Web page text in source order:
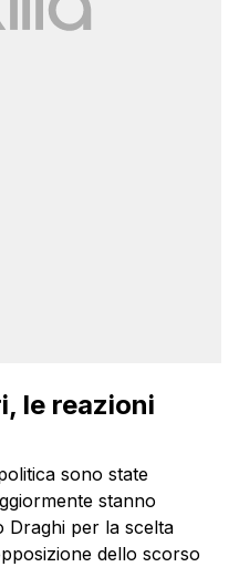
le reazioni
sono state
stanno
Draghi per la scelta
dello scorso